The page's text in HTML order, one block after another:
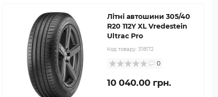
Літні автошини 305/40
R20 112Y XL Vredestein
Ultrac Pro
Код товару: 318172
0
10 040.00 грн.